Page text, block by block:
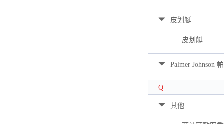
皮划艇
皮划艇
Palmer Johnson
Q
其他